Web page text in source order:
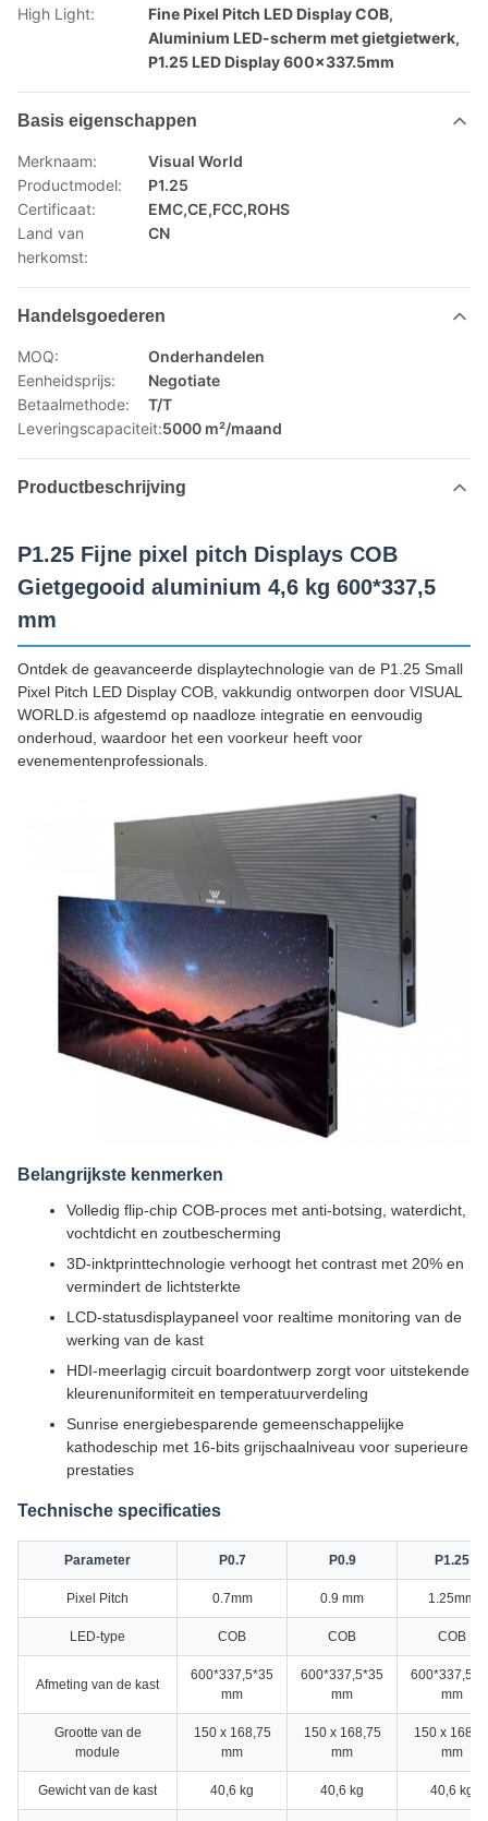
High Light:
Fine Pixel Pitch LED Display COB,
Aluminium LED-scherm met gietgietwerk,
P1.25 LED Display 600x337.5mm
Basis eigenschappen
Merknaam:
Visual World
Productmodel:
P1.25
Certificaat:
EMC,CE,FCC,ROHS
Land van
herkomst:
CN
Handelsgoederen
MOQ:
Onderhandelen
Eenheidsprijs:
Negotiate
Betaalmethode:
T/T
Leveringscapaciteit:5000 m²/maand
Productbeschrijving
P1.25 Fijne pixel pitch Displays COB
Gietgegooid aluminium 4,6 kg 600*337,5
mm
Ontdek de geavanceerde displaytechnologie van de P1.25 Small
Pixel Pitch LED Display COB, vakkundig ontworpen door VISUAL
WORLD.is afgestemd op naadloze integratie en eenvoudig
onderhoud, waardoor het een voorkeur heeft voor
evenementenprofessionals.
Belangrijkste kenmerken
Volledig flip-chip COB-proces met anti-botsing, waterdicht,
vochtdicht en zoutbescherming
3D-inktprinttechnologie verhoogt het contrast met 20% en
vermindert de lichtsterkte
LCD-statusdisplaypaneel voor realtime monitoring van de
werking van de kast
HDI-meerlagig circuit boardontwerp zorgt voor uitstekende
kleurenuniformiteit en temperatuurverdeling
Sunrise energiebesparende gemeenschappelijke
kathodeschip met 16-bits grijschaalniveau voor superieure
prestaties
Technische specificaties
Parameter P0.7 P0.9 P1.25
Pixel Pitch 0.7mm 0.9 mm 1.25mm
LED-type COB COB COB
Afmeting van de kast
600*337,5*35
mm
600*337,5*35
mm
mm
Grootte van de
module
150 x 168,75
mm
150 x 168,75
mm
150 x
mm
Gewicht van de kast 40,6 kg 40,6 kg 40,6 kg